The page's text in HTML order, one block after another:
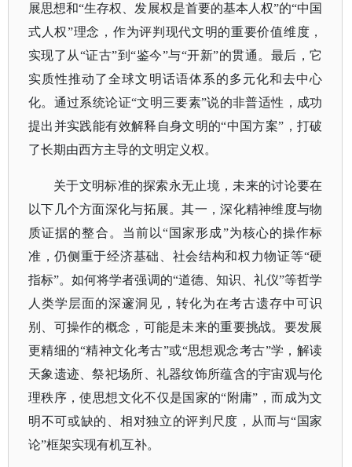
展思想和“生存权、发展权是首要的基本人权”的“中国
式人权”理念，作为评判现代文明的重要价值维度，
实现了从“证古”到“鉴今”与“开新”的贯通。最后，它
实质性推动了全球文明话语体系的多元化和去中心
化。通过系统论证“文明三要素”说的非普适性，成功
提出并实践能有效解释自身文明的“中国方案”，打破
了长期由西方主导的文明定义权。
关于文明标准的探索永无止境，未来的讨论要在
以下几个方面深化与拓展。其一，深化精神维度与物
质证据的整合。当前以“国家形成”为核心的操作标
准，仍侧重于经济基础、社会结构和权力物证等“硬
指标”。如何将学者强调的“道德、知识、礼仪”等哲学
人类学层面的深邃洞见，转化为在考古遗存中可识
别、可操作的概念，可能是未来的重要挑战。要发展
更精细的“精神文化考古”或“思想观念考古”学，解读
天象遗迹、祭祀场所、礼器纹饰所蕴含的宇宙观与伦
理秩序，使思想文化不仅是国家的“附庸”，而成为文
明不可或缺的、相对独立的评判尺度，从而与“国家
论”框架实现有机互补。